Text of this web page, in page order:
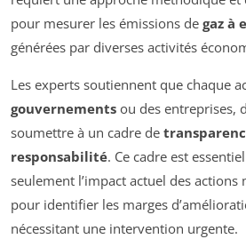
pour mesurer les émissions de gaz à
générées par diverses activités
Les experts soutiennent que chaque
gouvernements ou des entreprises,
soumettre à un cadre de
responsabilité. Ce cadre est
seulement l’impact actuel des actions
pour identifier les marges
nécessitant une intervention urgente.